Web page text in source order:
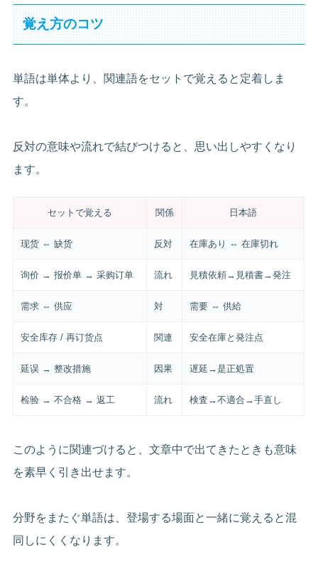
覚え方のコツ
単語は単体より、関連語をセットで覚えると定着しま
す。
反対の意味や流れで結びつけると、思い出しやすくなり
ます。
セットで覚える 関係 日本語
现货 ⇔ 缺货 反対 在庫あり ⇔ 在庫切れ
询价 → 报价单 → 采购订单 流れ 見積依頼→見積書→発注
需求 ⇔ 供应 対 需要 ⇔ 供給
安全库存 / 再订货点 関連 安全在庫と発注点
延误 → 整改措施 因果 遅延→是正処置
检验 → 不合格 → 返工 流れ 検査→不適合→手直し
このように関連づけると、文章中で出てきたときも意味
を素早く引き出せます。
分野をまたぐ単語は、登場する場面と一緒に覚えると混
同しにくくなります。